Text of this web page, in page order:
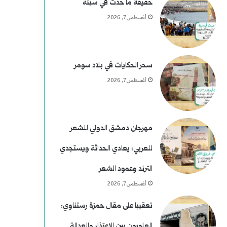
حقيقة ما حدث في سبتة
أغسطس 7, 2026
سحر الحكايات في بلاد سومر
أغسطس 7, 2026
مهرجان دمشق الدولي للشعر
للعربي: يعادي الحداثة ويستجدي
الترند وعمود الشعر
أغسطس 7, 2026
تعقيبا على مقال حمزة رستناوي: